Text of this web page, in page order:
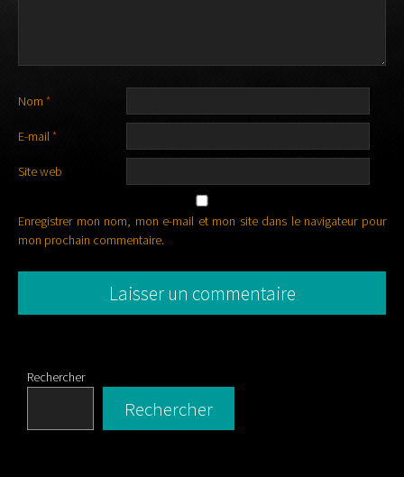
Nom *
E-mail*
Site web
Enregistrer mon nom, mon e-mail et mon site dans le navigateur pour
mon prochain commentaire.
Rechercher
Rechercher